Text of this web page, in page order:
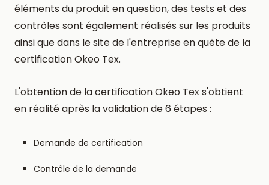
éléments du produit en question, des tests et des
contrôles sont également réalisés sur les produits
ainsi que dans le site de l'entreprise en quête de la
certification Okeo Tex.
L'obtention de la certification Okeo Tex s'obtient
en réalité après la validation de 6 étapes :
Demande de certification
Contrôle de la demande